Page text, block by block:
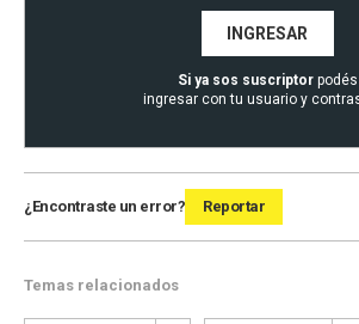
INGRESAR
Si ya sos suscriptorpodés
ingresar con tu usuario y
¿Encontraste un error? Reportar
Temas relacionados